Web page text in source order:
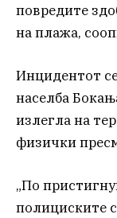
повредите
на плажа,
Инцидентот
населба
излегла на
физички
„По
полициските